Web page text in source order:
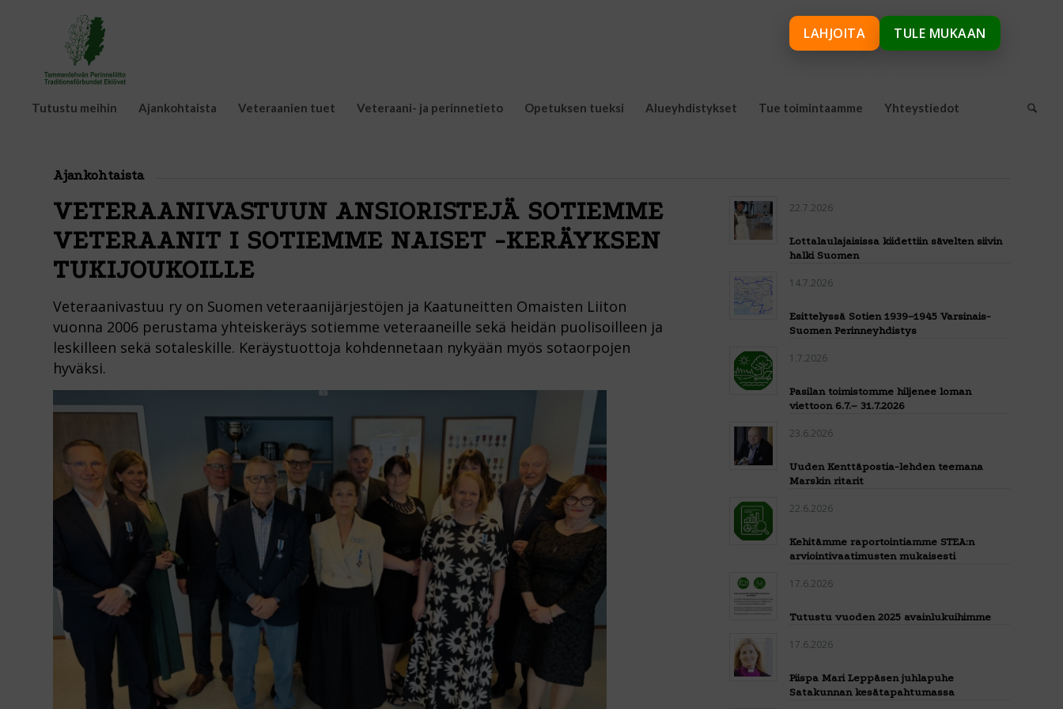
Tutustu meihin Ajankohtaista Veteraanien tuet Veteraani- ja perinnetieto Opetuksen tueksi Alueyhdistykset Tue toimintaamme Yhteystiedot
Ajankohtaista
VETERAANIVASTUUN ANSIORISTEJÄ SOTIEMME
VETERAANIT I SOTIEMME NAISET -KERÄYKSEN
TUKIJOUKOILLE
Veteraanivastuu ry on Suomen veteraanijärjestöjen ja Kaatuneitten Omaisten Liiton
vuonna 2006 perustama yhteiskeräys sotiemme veteraaneille sekä heidän puolisoilleen ja
leskilleen sekä sotaleskille. Keräystuottoja kohdennetaan nykyään myös sotaorpojen
hyväksi.
22.7.2026
Lottalaulajaisissa kiidettiin sävelten siivin
halki Suomen
14.7.2026
Esittelyssä Sotien 1939–1945 Varsinais-
Suomen Perinneyhdistys
1.7.2026
Pasilan toimistomme hiljenee loman
viettoon 6.7.– 31.7.2026
23.6.2026
Uuden Kenttäpostia-lehden teemana
Marskin ritarit
22.6.2026
Kehitämme raportointiamme STEA:n
arviointivaatimusten mukaisesti
17.6.2026
Tutustu vuoden 2025 avainlukuihimme
17.6.2026
Piispa Mari Leppäsen juhlapuhe
Satakunnan kesätapahtumassa
LAHJOITA TULE MUKAAN